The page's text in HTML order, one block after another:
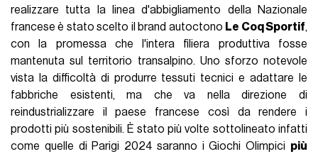
realizzare tutta la linea d'abbigliamento della Nazionale
francese è stato scelto il brand autoctono Le Coq Sportif,
con la promessa che l'intera filiera produttiva fosse
mantenuta sul territorio transalpino. Uno sforzo notevole
vista la difficoltà di produrre tessuti tecnici e adattare le
fabbriche esistenti, ma che va nella direzione di
reindustrializzare il paese francese così da rendere i
prodotti più sostenibili. È stato più volte sottolineato infatti
come quelle di Parigi 2024 saranno i Giochi Olimpici più